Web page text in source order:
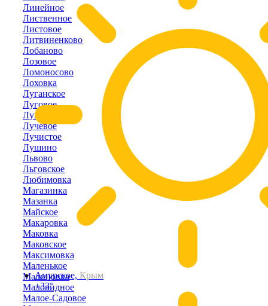
Амурское, Крым
+33°
Линейное
Лиственное
Листовое
Литвиненково
Лобаново
Лозовое
Ломоносово
Лоховка
Луганское
Луговое
Лужки
Лучевое
Лучистое
Лушино
Львово
Льговское
Любимовка
Магазинка
Мазанка
Майское
Макаровка
Маковка
Маковское
Максимовка
Маленькое
Малиновка
Маловидное
Малое-Садовое